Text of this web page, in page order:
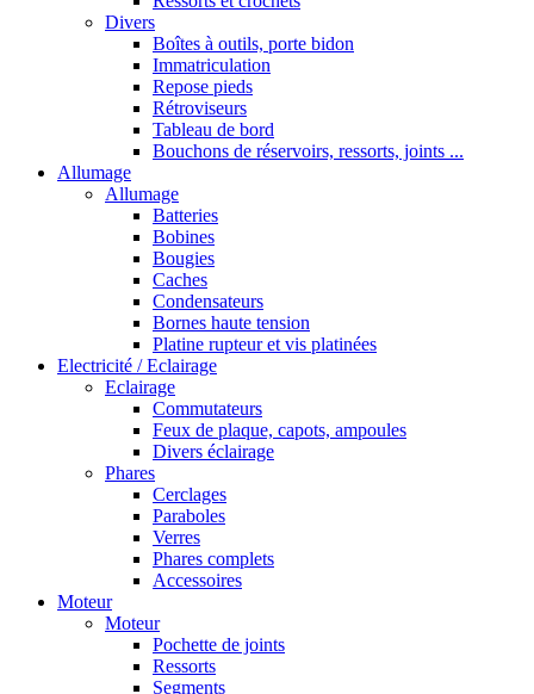
Divers
Boîtes à outils, porte bidon
Immatriculation
Repose pieds
Rétroviseurs
Tableau de bord
Bouchons de réservoirs, ressorts, joints ...
Allumage
Allumage
Batteries
Bobines
Bougies
Caches
Condensateurs
Bornes haute tension
Platine rupteur et vis platinées
Electricité / Eclairage
Eclairage
Commutateurs
Feux de plaque, capots, ampoules
Divers éclairage
Phares
Cerclages
Paraboles
Verres
Phares complets
Accessoires
Moteur
Moteur
Pochette de joints
Ressorts
Segments